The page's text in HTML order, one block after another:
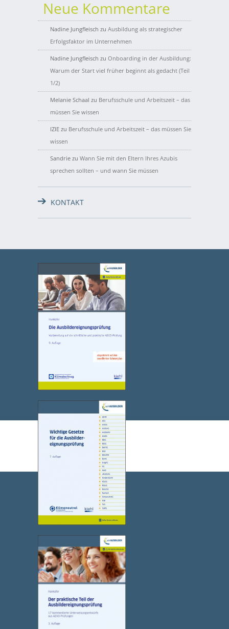
Neue Kommentare
Nadine Jungfleisch zu Ausbildung als strategischer
Erfolgsfaktor im Unternehmen
Nadine Jungfleisch zu Onboarding in der Ausbildung:
Warum der Start viel früher beginnt als gedacht (Teil
1/2)
Melanie Schaal zu Berufsschule und Arbeitszeit – das
müssen Sie wissen
IZIE zu Berufsschule und Arbeitszeit – das müssen Sie
wissen
Sandrie zu Wann Sie mit den Eltern Ihres Azubis
sprechen sollten – und wann Sie müssen
KONTAKT